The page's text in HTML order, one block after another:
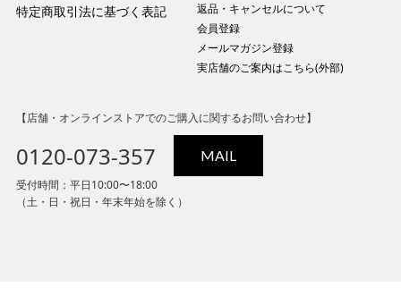
特定商取引法に基づく表記
返品・キャンセルについて
会員登録
メールマガジン登録
実店舗のご案内はこちら(外部)
【店舗・オンラインストアでのご購入に関するお問い合わせ】
0120-073-357 MAIL
受付時間：平日10:00〜18:00
（土・日・祝日・年末年始を除く）